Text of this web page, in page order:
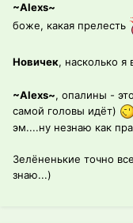
~Alexs~
боже, какая прелесть
Новичек, насколько
~Alexs~, опалины -
самой головы идёт)
эм....ну незнаю как
Зелёненькие точно
знаю...)